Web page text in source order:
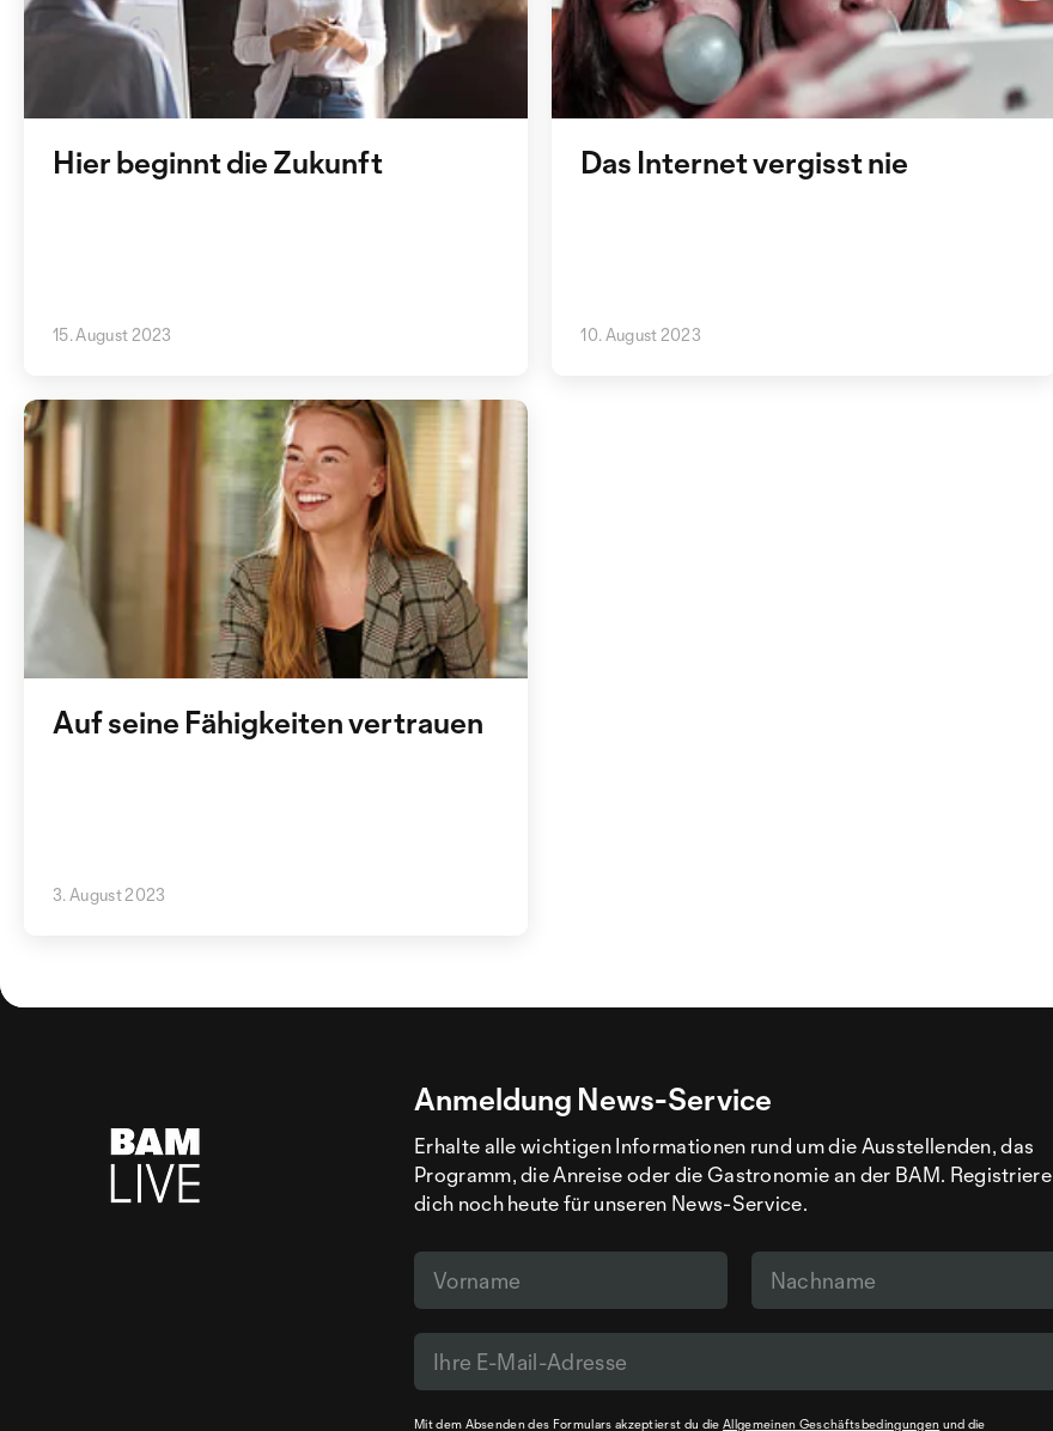
Hier beginnt die Zukunft
15. August 2023
Das Internet vergisst nie
10. August 2023
Auf seine Fähigkeiten vertrauen
3. August 2023
Anmeldung News-Service
Erhalte alle wichtigen Informationen rund um die Ausstellenden, das
Programm, die Anreise oder die Gastronomie an der BAM. Registriere
dich noch heute für unseren News-Service.
Mit dem Absenden des Formulars akzeptierst du die Allgemeinen Geschäftsbedingungen und die